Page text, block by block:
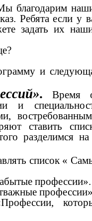
благодарим
Ребята если у
задать их
и
Время
и
ставить
разделимся
список «
профессии».